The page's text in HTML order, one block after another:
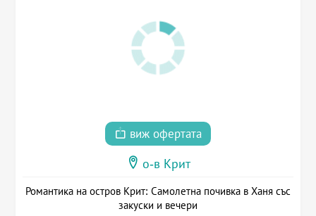
виж офертата
о-в Крит
Романтика на остров Крит: Самолетна почивка в Ханя със
закуски и вечери